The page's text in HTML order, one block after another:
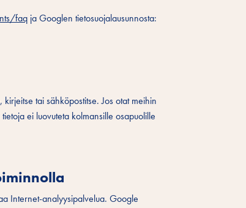
faqja Googlen tietosuojalausunnosta:
tai sähköpostitse. Jos otat meihin
ei luovuteta kolmansille osapuolille
Internet-analyysipalvelua. Google